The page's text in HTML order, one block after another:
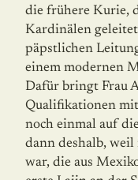
die frühere Kurie,
Kardinälen
päpstlichen
einem modernen
Dafür bringt Frau
Qualifikationen
noch einmal auf
dann deshalb, weil
war, die aus